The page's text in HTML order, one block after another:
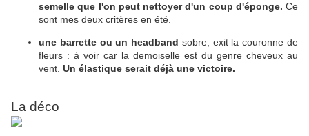
semelle que l'on peut nettoyer d'un coup d'éponge. Ce
sont mes deux critères en été.
une barrette ou un headband sobre, exit la couronne de
fleurs : à voir car la demoiselle est du genre cheveux au
vent. Un élastique serait déjà une victoire.
La déco